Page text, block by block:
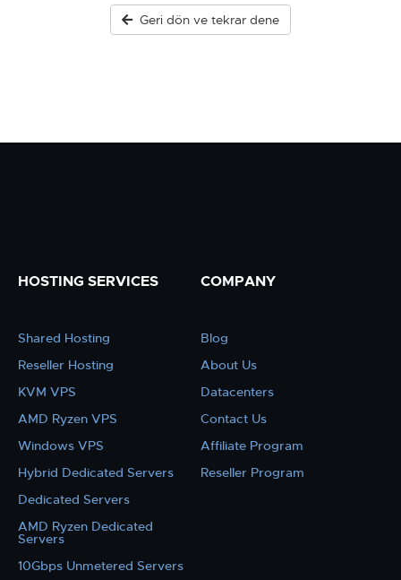
Geri dön ve tekrar dene
HOSTING SERVICES
Shared Hosting
Reseller Hosting
KVM VPS
AMD Ryzen VPS
Windows VPS
Hybrid Dedicated Servers
Dedicated Servers
AMD Ryzen Dedicated
Servers
10Gbps Unmetered Servers
COMPANY
Blog
About Us
Datacenters
Contact Us
Affiliate Program
Reseller Program